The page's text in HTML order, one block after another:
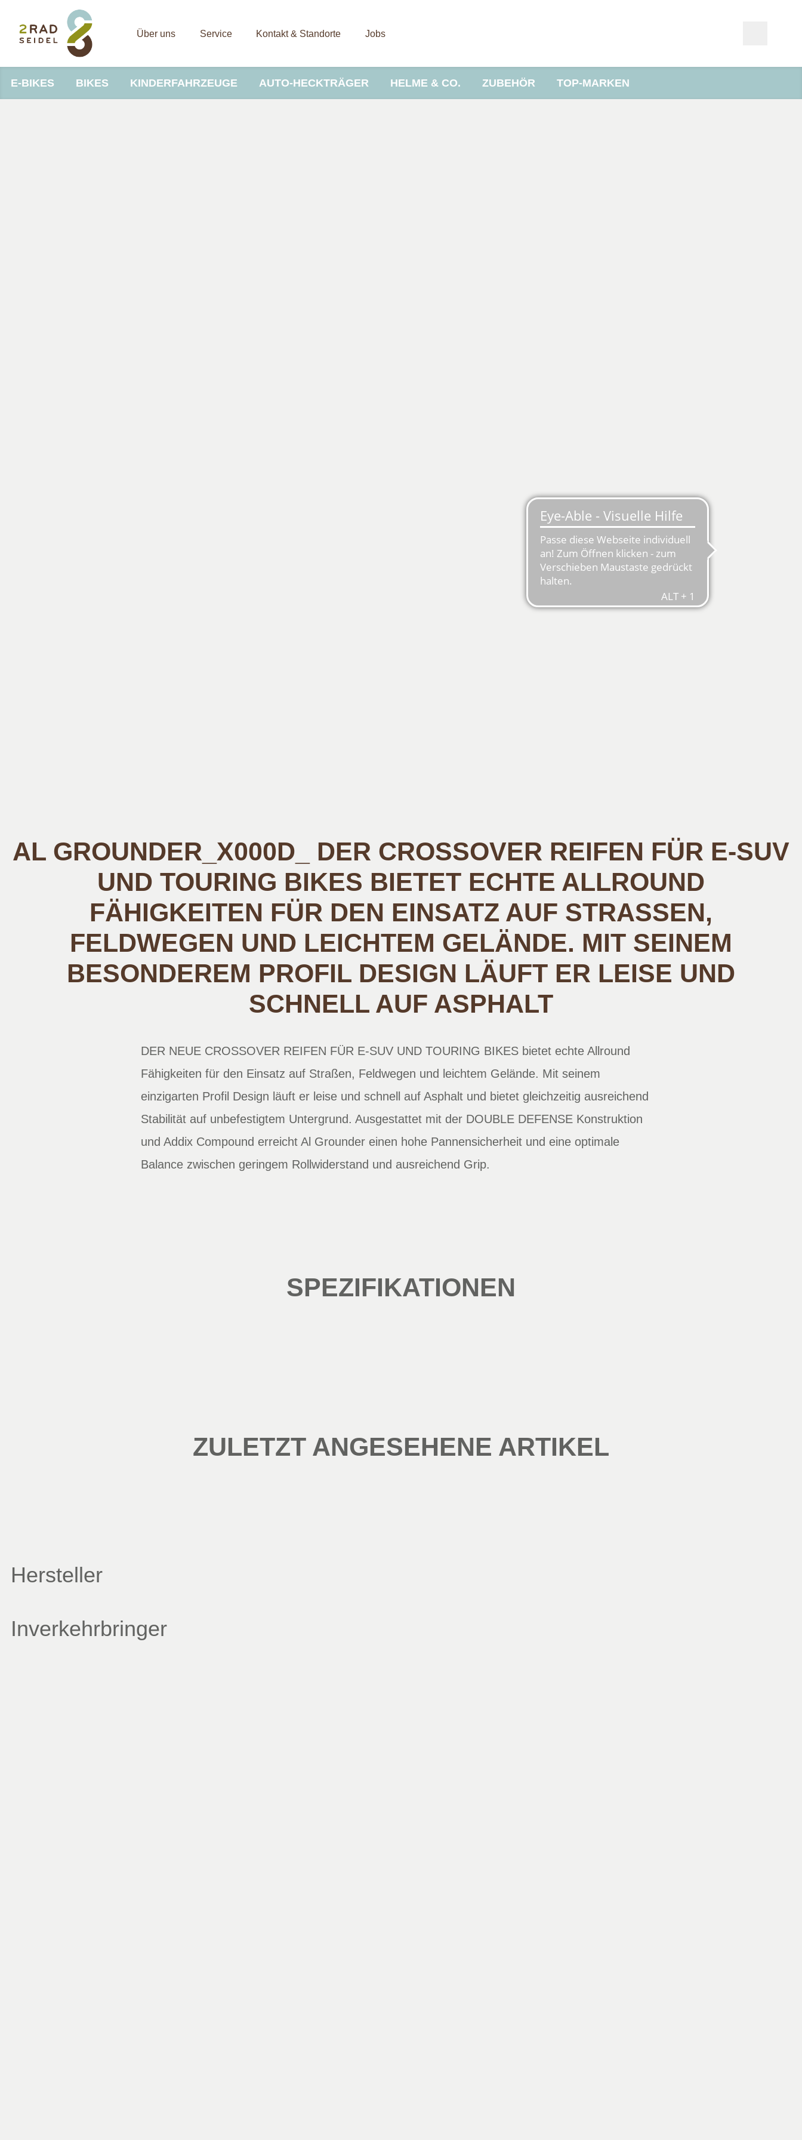
Über uns Service Kontakt & Standorte Jobs
E-BIKES BIKES KINDERFAHRZEUGE AUTO-HECKTRÄGER HELME & CO. ZUBEHÖR TOP-MARKEN
AL GROUNDER_X000D_ DER CROSSOVER REIFEN FÜR E-SUV
UND TOURING BIKES BIETET ECHTE ALLROUND
FÄHIGKEITEN FÜR DEN EINSATZ AUF STRASSEN, F
ELDWEGEN UND LEICHTEM GELÄNDE. MIT SEINEM B
ESONDEREM PROFIL DESIGN LÄUFT ER LEISE UND S
CHNELL AUF ASPHALT
DER NEUE CROSSOVER REIFEN FÜR E-SUV UND TOURING BIKES bietet echte Allround
Fähigkeiten für den Einsatz auf Straßen, Feldwegen und leichtem Gelände. Mit seinem
einzigarten Profil Design läuft er leise und schnell auf Asphalt und bietet gleichzeitig ausreichend
Stabilität auf unbefestigtem Untergrund. Ausgestattet mit der DOUBLE DEFENSE Konstruktion
und Addix Compound erreicht Al Grounder einen hohe Pannensicherheit und eine optimale
Balance zwischen geringem Rollwiderstand und ausreichend Grip.
SPEZIFIKATIONEN
ZULETZT ANGESEHENE ARTIKEL
Hersteller
Inverkehrbringer